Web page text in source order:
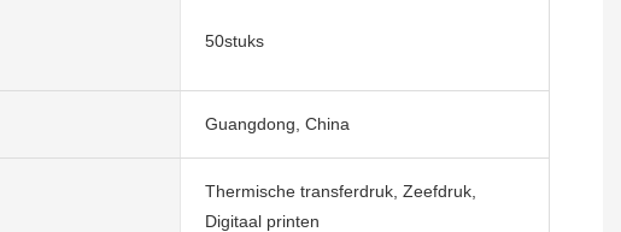
50stuks
Guangdong, China
Thermische transferdruk, Zeefdruk,
Digitaal printen